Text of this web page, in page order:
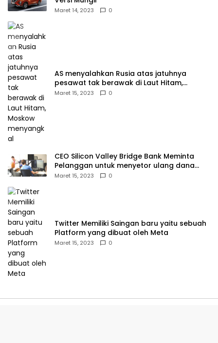
Maret 14, 2023 0
AS menyalahkan Rusia atas jatuhnya
pesawat tak berawak di Laut Hitam,
Moskow menyangkal
Maret 15, 2023 0
CEO Silicon Valley Bridge Bank Meminta
Pelanggan untuk menyetor ulang dana
Mereka
Maret 15, 2023 0
Twitter Memiliki Saingan baru yaitu sebuah
Platform yang dibuat oleh Meta
Maret 15, 2023 0